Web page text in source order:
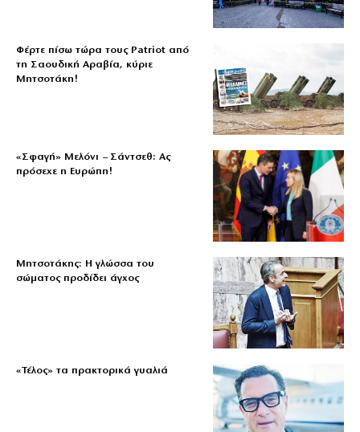
Φέρτε πίσω τώρα τους Patriot από
τη Σαουδική Αραβία, κύριε
Μητσοτάκη!
«Σφαγή» Μελόνι – Σάντσεθ: Ας
πρόσεχε η Ευρώπη!
Μητσοτάκης: Η γλώσσα του
σώματος προδίδει άγχος
«Τέλος» τα πρακτορικά γυαλιά